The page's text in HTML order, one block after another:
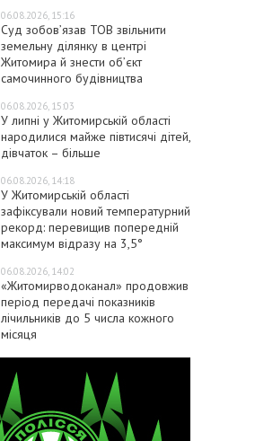
06.08.2026, 15:16
Суд зобов’язав ТОВ звільнити
земельну ділянку в центрі
Житомира й знести об’єкт
самочинного будівництва
06.08.2026, 15:03
У липні у Житомирській області
народилися майже півтисячі дітей,
дівчаток – більше
06.08.2026, 14:18
У Житомирській області
зафіксували новий температурний
рекорд: перевищив попередній
максимум відразу на 3,5°
06.08.2026, 14:02
«Житомирводоканал» продовжив
період передачі показників
лічильників до 5 числа кожного
місяця